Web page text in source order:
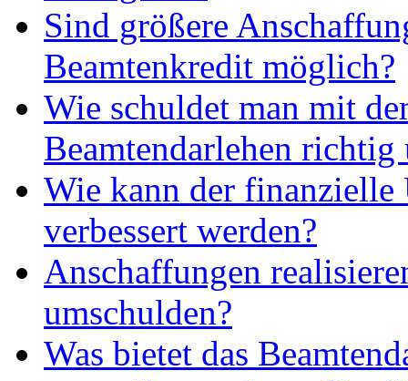
Sind größere
Beamtenkredit möglich?
Wie schuldet man mit
Beamtendarlehen richtig
Wie kann der
verbessert werden?
Anschaffungen
umschulden?
Was bietet das